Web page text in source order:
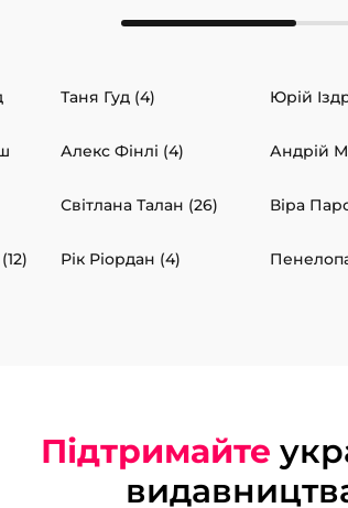
Таня Гуд (4) Юрій
Алекс Фінлі (4) Андрій
Світлана Талан (26) Віра
Рік Ріордан (4)
Підтримайте